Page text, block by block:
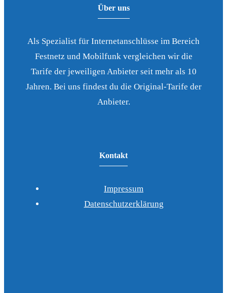
Über uns
Als Spezialist für Internetanschlüsse im Bereich
Festnetz und Mobilfunk vergleichen wir die
Tarife der jeweiligen Anbieter seit mehr als 10
Jahren. Bei uns findest du die Original-Tarife der
Anbieter.
Kontakt
Impressum
Datenschutzerklärung